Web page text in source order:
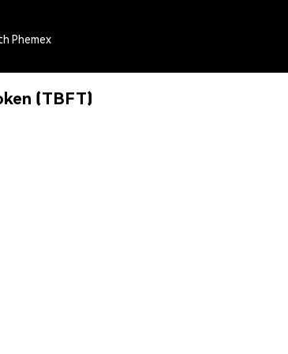
Phemex
(TBFT)